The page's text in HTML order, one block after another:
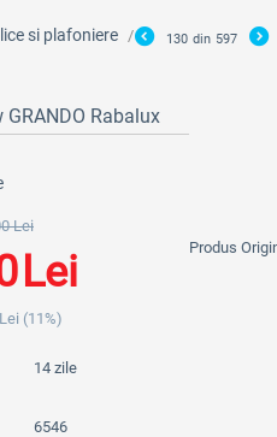
si plafoniere /
130 din 597
Rabalux
Produs
Lei
Lei
Lei (11%)
14 zile
6546